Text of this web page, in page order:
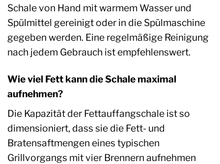
Schale von Hand mit warmem Wasser und
Spülmittel gereinigt oder in die Spülmaschine
gegeben werden. Eine regelmäßige Reinigung
nach jedem Gebrauch ist empfehlenswert.
Wie viel Fett kann die Schale maximal
aufnehmen?
Die Kapazität der Fettauffangschale ist so
dimensioniert, dass sie die Fett- und
Bratensaftmengen eines typischen
Grillvorgangs mit vier Brennern aufnehmen